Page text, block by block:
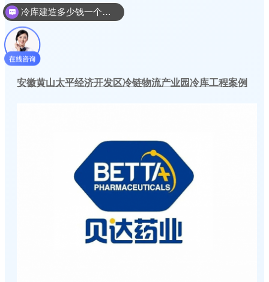
安徽黄山太平经济开发区冷链物流产业园冷库工程案例
冷库建造多少钱一个平方